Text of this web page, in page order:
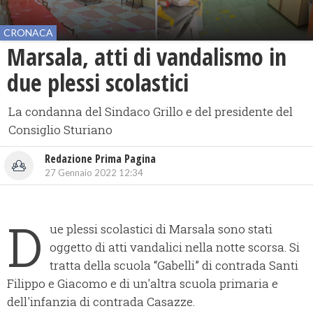
CRONACA
Marsala, atti di vandalismo in
due plessi scolastici
La condanna del Sindaco Grillo e del presidente del
Consiglio Sturiano
Redazione Prima Pagina
27 Gennaio 2022 12:34
D ue plessi scolastici di Marsala sono stati
oggetto di atti vandalici nella notte scorsa. Si
tratta della scuola “Gabelli” di contrada Santi
Filippo e Giacomo e di un'altra scuola primaria e
dell'infanzia di contrada Casazze.